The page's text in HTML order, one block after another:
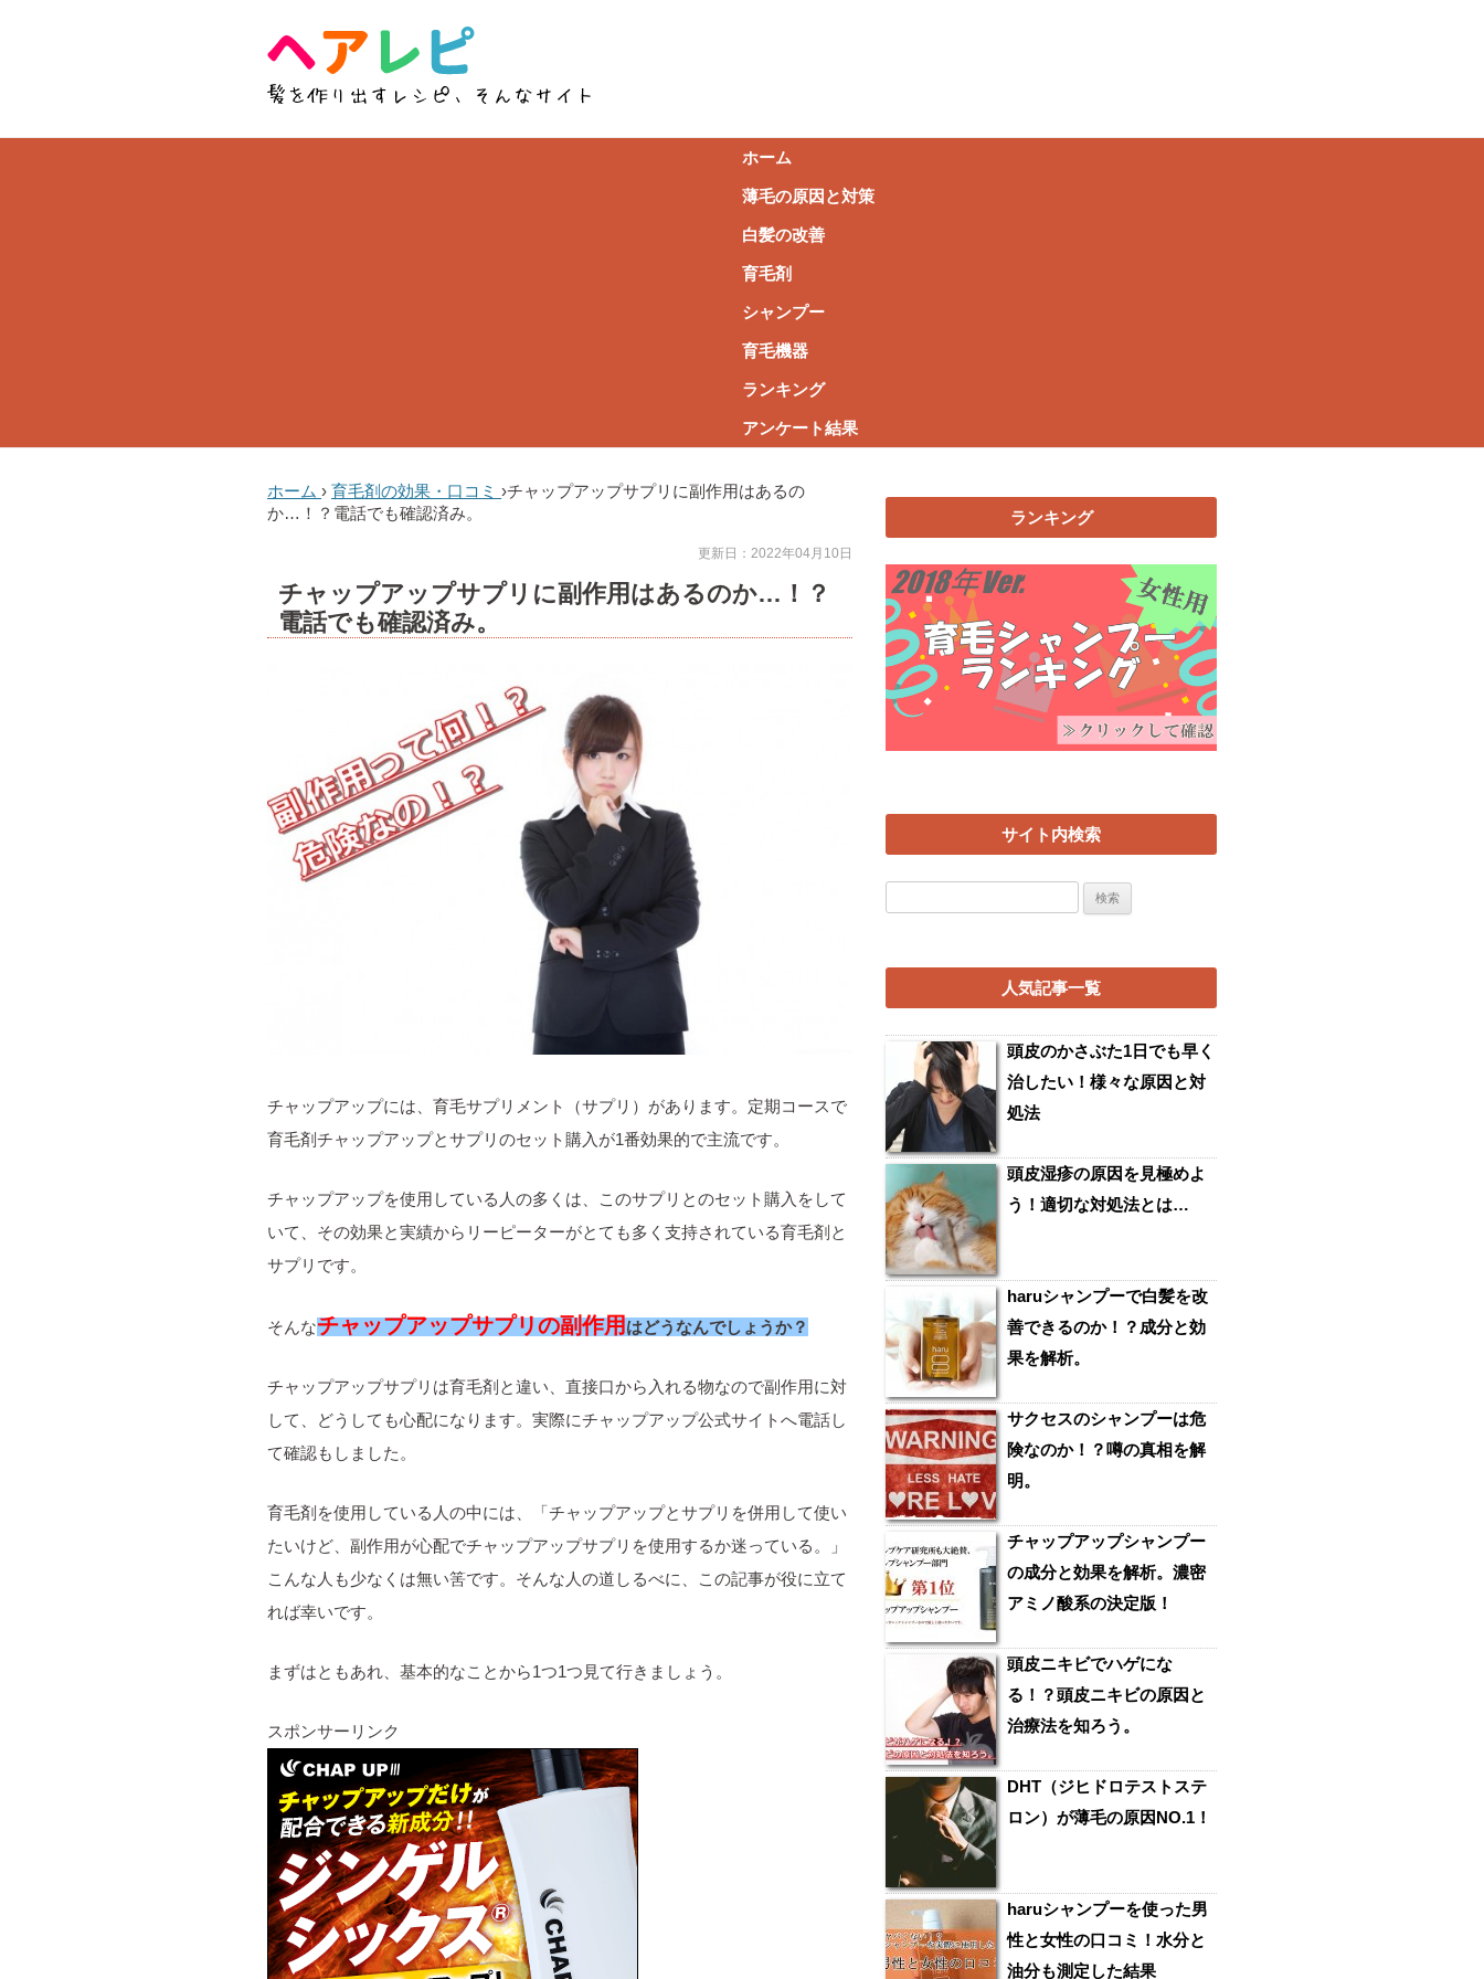
ホーム
薄毛の原因と対策
白髪の改善
育毛剤
シャンプー
育毛機器
ランキング
アンケート結果
ホーム › 育毛剤の効果・口コミ ›チャップアップサプリに副作用はあるの
か…！？電話でも確認済み。
更新日：2022年04月10日
チャップアップサプリに副作用はあるのか…！？
電話でも確認済み。
チャップアップには、育毛サプリメント（サプリ）があります。定期コースで
育毛剤チャップアップとサプリのセット購入が1番効果的で主流です。
チャップアップを使用している人の多くは、このサプリとのセット購入をして
いて、その効果と実績からリーピーターがとても多く支持されている育毛剤と
サプリです。
そんなチャップアップサプリの副作用はどうなんでしょうか？
チャップアップサプリは育毛剤と違い、直接口から入れる物なので副作用に対
して、どうしても心配になります。実際にチャップアップ公式サイトへ電話し
て確認もしました。
育毛剤を使用している人の中には、「チャップアップとサプリを併用して使い
たいけど、副作用が心配でチャップアップサプリを使用するか迷っている。」
こんな人も少なくは無い筈です。そんな人の道しるべに、この記事が役に立て
れば幸いです。
まずはともあれ、基本的なことから1つ1つ見て行きましょう。
スポンサーリンク
ランキング
サイト内検索
人気記事一覧
頭皮のかさぶた1日でも早く
治したい！様々な原因と対
処法
頭皮湿疹の原因を見極めよ
う！適切な対処法とは…
haruシャンプーで白髪を改
善できるのか！？成分と効
果を解析。
サクセスのシャンプーは危
険なのか！？噂の真相を解
明。
チャップアップシャンプー
の成分と効果を解析。濃密
アミノ酸系の決定版！
頭皮ニキビでハゲにな
る！？頭皮ニキビの原因と
治療法を知ろう。
DHT（ジヒドロテストステ
ロン）が薄毛の原因NO.1！
haruシャンプーを使った男
性と女性の口コミ！水分と
油分も測定した結果